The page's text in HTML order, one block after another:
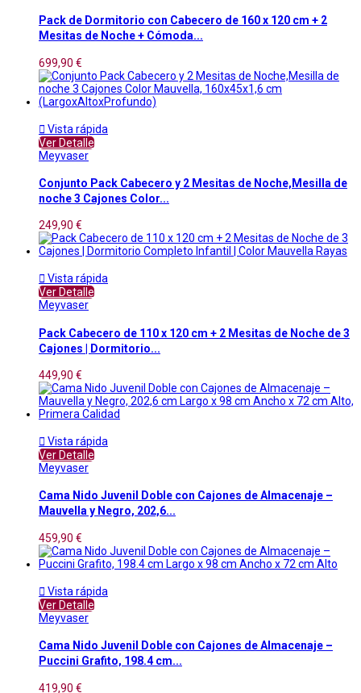
Pack de Dormitorio con Cabecero de 160 x 120 cm + 2
Mesitas de Noche + Cómoda...
699,90 €
 Vista rápida
Ver Detalle
Meyvaser
Conjunto Pack Cabecero y 2 Mesitas de Noche,Mesilla de
noche 3 Cajones Color...
249,90 €
 Vista rápida
Ver Detalle
Meyvaser
Pack Cabecero de 110 x 120 cm + 2 Mesitas de Noche de 3
Cajones | Dormitorio...
449,90 €
 Vista rápida
Ver Detalle
Meyvaser
Cama Nido Juvenil Doble con Cajones de Almacenaje –
Mauvella y Negro, 202,6...
459,90 €
 Vista rápida
Ver Detalle
Meyvaser
Cama Nido Juvenil Doble con Cajones de Almacenaje –
Puccini Grafito, 198.4 cm...
419,90 €